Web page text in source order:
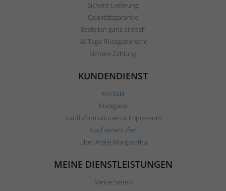
Sichere Lieferung
Qualitätsgarantie
Bestellen ganz einfach
60 Tage Rückgaberecht
Sichere Zahlung
KUNDENDIENST
Kontakt
Rückgabe
Kaufinformationen & Impressum
Kauf widerrufen
Über Ateljé Margaretha
MEINE DIENSTLEISTUNGEN
Meine Seiten